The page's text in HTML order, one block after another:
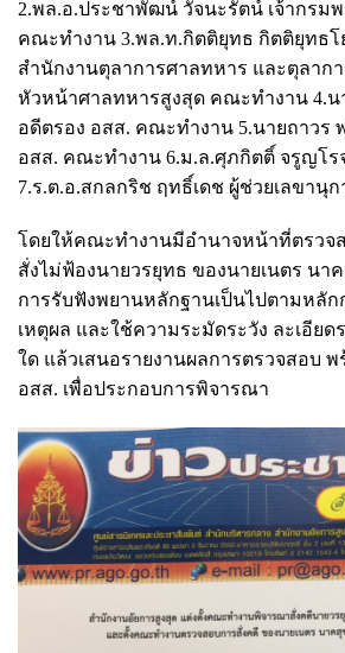
2.พล.อ.ประชาพัฒน์ วัจนะรัตน์ เจ้ากรม
คณะทำงาน 3.พล.ท.กิตติยุทธ กิตติยุทธ
สำนักงานตุลาการศาลทหาร และตุลาก
หัวหน้าศาลทหารสูงสุด คณะทำงาน 4.
อดีตรอง อสส. คณะทำงาน 5.นายถาวร
อสส. คณะทำงาน 6.ม.ล.ศุภกิตติ์ จรูญโร
7.ร.ต.อ.สกลกริช ฤทธิ์เดช ผู้ช่วยเลขานุก
โดยให้คณะทำงานมีอำนาจหน้าที่ตรวจ
สั่งไม่ฟ้องนายวรยุทธ ของนายเนตร นา
การรับฟังพยานหลักฐานเป็นไปตามหลั
เหตุผล และใช้ความระมัดระวัง ละเอียด
ใด แล้วเสนอรายงานผลการตรวจสอบ
อสส. เพื่อประกอบการพิจารณา